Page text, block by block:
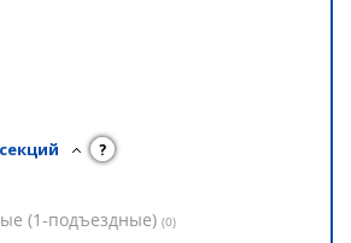
?
(1-подъездные) (0)